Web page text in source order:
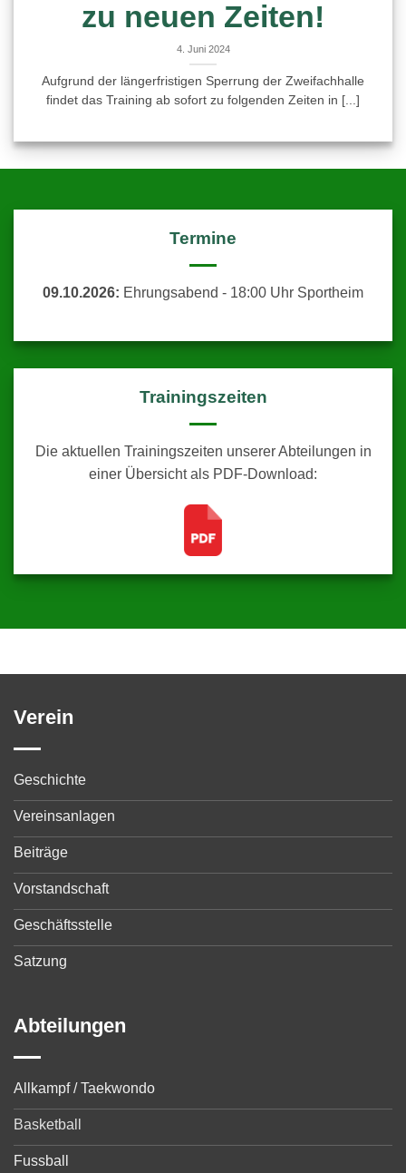
zu neuen Zeiten!
4. Juni 2024
Aufgrund der längerfristigen Sperrung der Zweifachhalle
findet das Training ab sofort zu folgenden Zeiten in [...]
Termine
09.10.2026: Ehrungsabend - 18:00 Uhr Sportheim
Trainingszeiten
Die aktuellen Trainingszeiten unserer Abteilungen in
einer Übersicht als PDF-Download:
Verein
Geschichte
Vereinsanlagen
Beiträge
Vorstandschaft
Geschäftsstelle
Satzung
Abteilungen
Allkampf / Taekwondo
Basketball
Fussball